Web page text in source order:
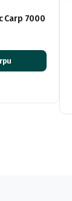
Carp 7000